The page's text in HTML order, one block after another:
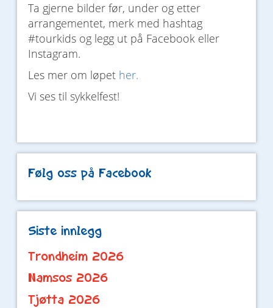
Ta gjerne bilder før, under og etter
arrangementet, merk med hashtag
#tourkids og legg ut på Facebook eller
Instagram.
Les mer om løpet her.
Vi ses til sykkelfest!
Følg oss på Facebook
Siste innlegg
Trondheim 2026
Namsos 2026
Tjøtta 2026